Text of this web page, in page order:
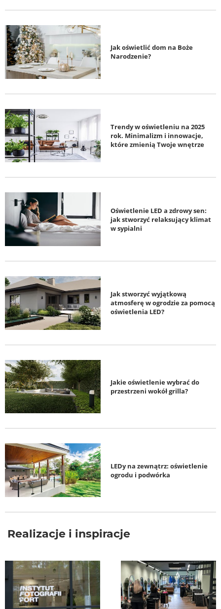
Jak oświetlić dom na Boże
Narodzenie?
Trendy w oświetleniu na 2025
rok. Minimalizm i innowacje,
które zmienią Twoje wnętrze
Oświetlenie LED a zdrowy sen:
jak stworzyć relaksujący klimat
w sypialni
Jak stworzyć wyjątkową
atmosferę w ogrodzie za pomocą
oświetlenia LED?
Jakie oświetlenie wybrać do
przestrzeni wokół grilla?
LEDy na zewnątrz: oświetlenie
ogrodu i podwórka
Realizacje i inspiracje